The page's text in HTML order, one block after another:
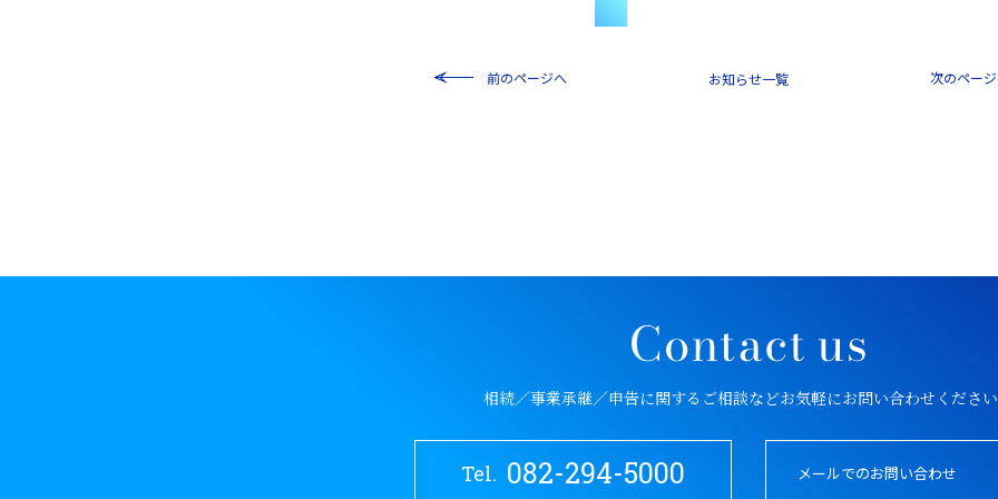
前のページへ 一覧 次のペー
相続／事業承継／申告に関するご相談などお気軽にお問い合わせくださ
Tel. 082-294-5000 メールでのお問い合わせ